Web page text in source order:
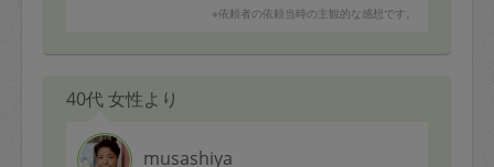
2. 定期契約キャンセル（定期契約のみ）
※依頼者の依頼当時の主観的な感想です。
40代 女性より
musashiya